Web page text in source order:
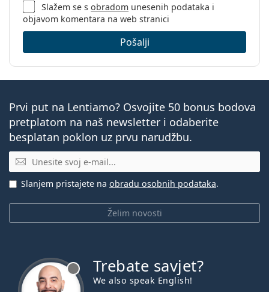
Slažem se sobradom unesenih podataka i
objavom komentara na web stranici
Pošalji
Prvi put na Lentiamo? Osvojite 50 bonus bodova
pretplatom na naš newsletter i odaberite
besplatan poklon uz prvu narudžbu.
E-mail
Želim novosti
Slanjem pristajete na obradu osobnih podataka.
Trebate savjet?
We also speak English!